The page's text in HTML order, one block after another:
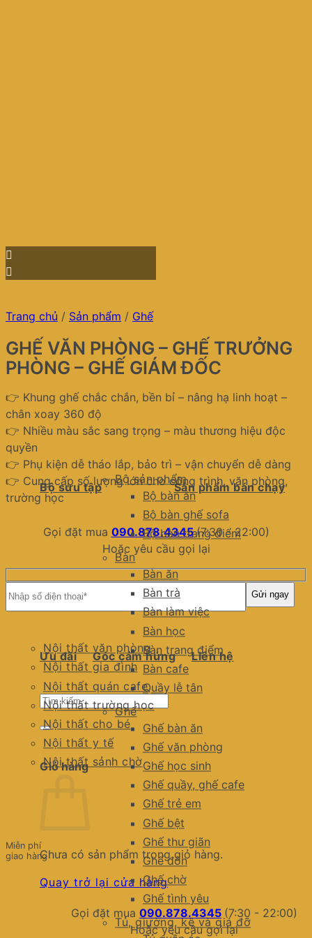
Bộ sản phẩm
Bộ bàn ăn
Bộ bàn ghế sofa
Bộ bàn trang điểm
Bàn
Bàn ăn
Bàn trà
Bàn làm việc
Bàn học
Bàn trang điểm
Bàn cafe
Quầy lễ tân
Ghế
Ghế bàn ăn
Ghế văn phòng
Ghế học sinh
Ghế quầy, ghế cafe
Ghế trẻ em
Ghế bệt
Ghế thư giãn
Ghế đôn
Ghế chờ
Ghế tình yêu
Tủ, giường, kệ và giá đỡ
Bộ sưu tập
Nội thất văn phòng
Nội thất gia đình
Nội thất quán cafe
Nội thất trường học
Nội thất cho bé
Nội thất y tế
Nội thất sảnh chờ
Sản phẩm bán chạy
Ưu đãi Góc cảm hứng Liên hệ
Tìm
kiếm:
Giỏ hàng
Chưa có sản phẩm trong giỏ hàng.
Quay trở lại cửa hàng
Gọi đặt mua 090.878.4345 (7:30 - 22:00)
Hoặc yêu cầu gọi lại
Trang chủ / Sản phẩm / Ghế
GHẾ VĂN PHÒNG – GHẾ TRƯỞNG
PHÒNG – GHẾ GIÁM ĐỐC
👉 Khung ghế chắc chắn, bền bỉ – nâng hạ linh hoạt –
chân xoay 360 độ
👉 Nhiều màu sắc sang trọng – màu thương hiệu độc
quyền
👉 Phụ kiện dễ tháo lắp, bảo trì – vận chuyển dễ dàng
👉 Cung cấp số lượng lớn cho công trình, văn phòng,
trường học
Gọi đặt mua 090.878.4345 (7:30 - 22:00)
Hoặc yêu cầu gọi lại
Miễn phí
giao hàng